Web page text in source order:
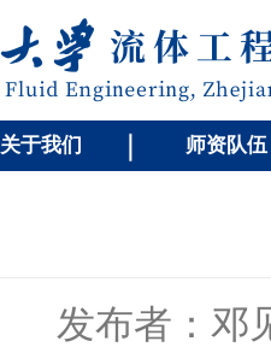
关于我们 师资队伍
发布者：邓